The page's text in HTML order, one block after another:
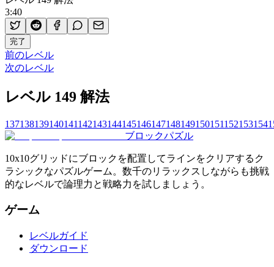
3:40
完了
前のレベル
次のレベル
レベル 149 解法
137138139140141142143144145146147148149150151152153154
ブロックパズル
10x10グリッドにブロックを配置してラインをクリアするク
ラシックなパズルゲーム。数千のリラックスしながらも挑戦
的なレベルで論理力と戦略力を試しましょう。
ゲーム
レベルガイド
ダウンロード